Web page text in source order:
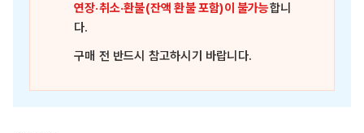
연장·취소·환불(잔액 환불 포함)이 불가능합니
다.
구매 전 반드시 참고하시기 바랍니다.